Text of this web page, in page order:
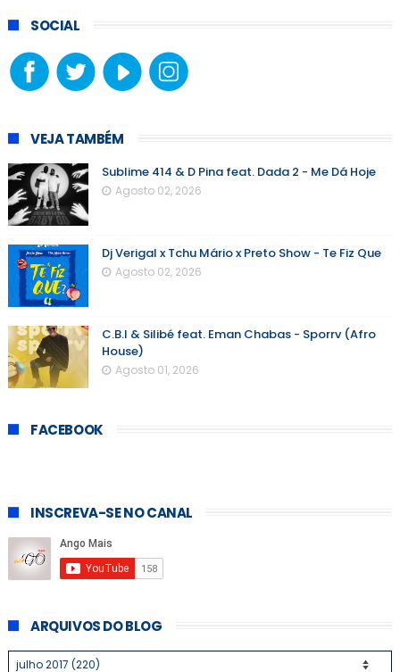
SOCIAL
VEJA TAMBÉM
Sublime 414 & D Pina feat. Dada 2 - Me Dá Hoje
Agosto 02, 2026
Dj Verigal x Tchu Mário x Preto Show - Te Fiz Que
Agosto 02, 2026
C.B.I & Silibé feat. Eman Chabas - Sporrv (Afro
House)
Agosto 01, 2026
FACEBOOK
INSCREVA-SE NO CANAL
ARQUIVOS DO BLOG